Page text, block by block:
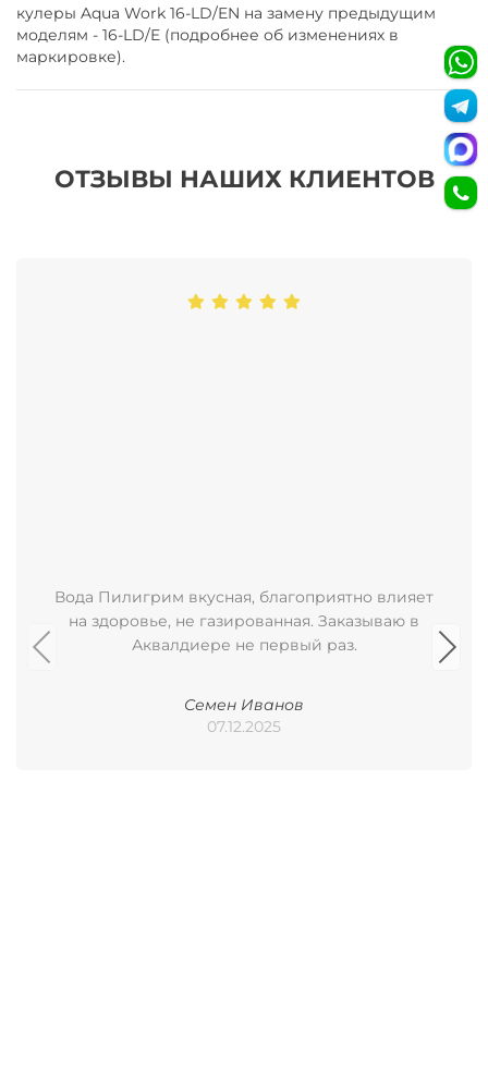
кулеры Aqua Work 16-LD/EN на замену предыдущим
моделям - 16-LD/E (подробнее об изменениях в
маркировке).
ОТЗЫВЫ НАШИХ КЛИЕНТОВ
Вода Пилигрим вкусная, благоприятно влияет
на здоровье, не газированная. Заказываю в
Аквалдиере не первый раз.
Семен Иванов
07.12.2025